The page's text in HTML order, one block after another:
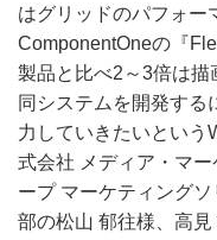
はグリッドのパフォー
ComponentOneの『
製品と比べ2～3倍は描
同システムを開発する
力していきたいという
式会社 メディア・マ
ープ マーケティング
部の松山 郁往様、高